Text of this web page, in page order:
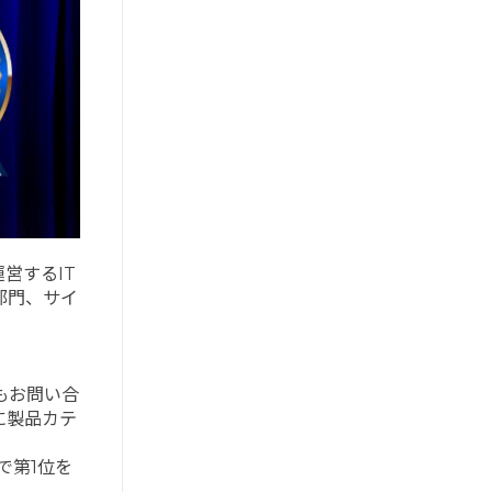
するIT
門、サイ
お問い合
製品カテ
第1位を